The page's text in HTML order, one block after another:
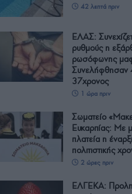
42 λεπτά πριν
ΕΛΑΣ:
ρυθμούς η
ρωσόφωνης
Συνελήφθησαν
37χρονος
1 ώρα πριν
Σωματείο
Ευκαρπίας: Με
πλατεία η
πολιτιστικής
2 ώρες πριν
ΕΛΓΕΚΑ: